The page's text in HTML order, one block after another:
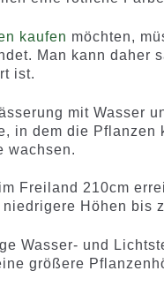
kaufen möchten,
Man kann daher
ist.
mit Wasser
in dem die Pflanzen
wachsen.
Freiland 210cm
Höhen bis
Wasser- und
größere